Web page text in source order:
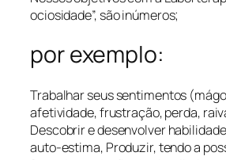
ociosidade”, são inúmeros;
por exemplo:
Trabalhar seus sentimentos
afetividade, frustração, perda,
Descobrir e desenvolver
auto-estima, Produzir, tendo a